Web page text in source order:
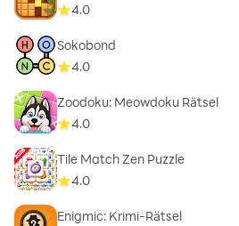
4.0
Sokobond
4.0
Zoodoku: Meowdoku Rätsel
4.0
Tile Match Zen Puzzle
4.0
Enigmic: Krimi-Rätsel